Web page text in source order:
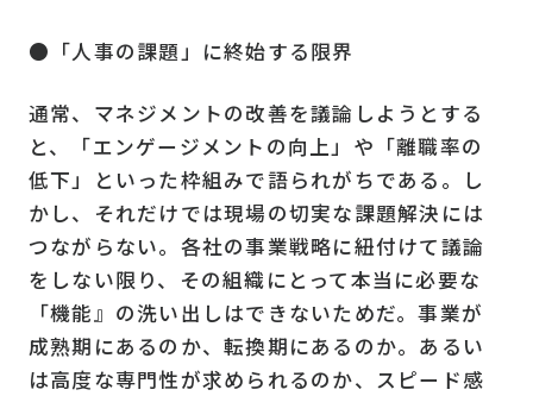
●「人事の課題」に終始する限界
通常、マネジメントの改善を議論しようとする
と、「エンゲージメントの向上」や「離職率の
低下」といった枠組みで語られがちである。し
かし、それだけでは現場の切実な課題解決には
つながらない。各社の事業戦略に紐付けて議論
をしない限り、その組織にとって本当に必要な
「機能』の洗い出しはできないためだ。事業が
成熟期にあるのか、転換期にあるのか。あるい
は高度な専門性が求められるのか、スピード感